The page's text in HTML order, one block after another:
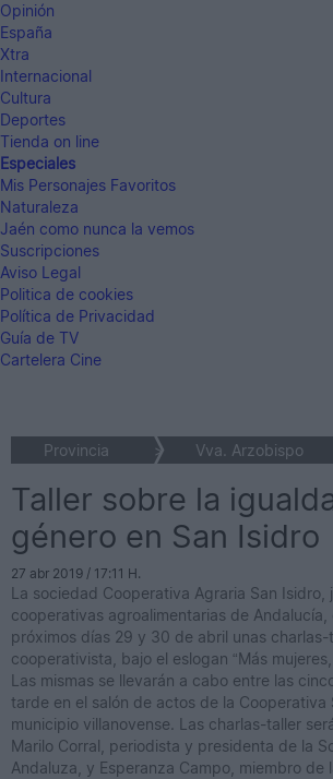
Opinión
España
Xtra
Internacional
Cultura
Deportes
Tienda on line
Especiales
Mis Personajes Favoritos
Naturaleza
Jaén como nunca la vemos
Suscripciones
Aviso Legal
Politica de cookies
Política de Privacidad
Guía de TV
Cartelera Cine
Provincia > Vva. Arzobispo
Taller sobre la
género en San Isidro
27 abr 2019 / 17:11 H.
La sociedad Cooperativa Agraria San Isidro,
cooperativas agroalimentarias de Andalucía,
próximos días 29 y 30 de abril unas
cooperativista, bajo el eslogan “Más
Las mismas se llevarán a cabo entre las
tarde en el salón de actos de la Cooperativa
municipio villanovense. Las charlas-taller
Marilo Corral, periodista y presidenta de la
Andaluza, y Esperanza Campo, miembro de